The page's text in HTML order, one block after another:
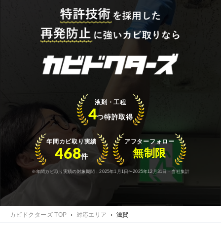
液剤・工程
4つ特許取得
年間カビ取り実績
468件
アフターフォロー
無制限
※年間カビ取り実績の対象期間：2025年1月1日〜2025年12月31日・当社集計
カビドクターズ TOP › 対応エリア › 滋賀